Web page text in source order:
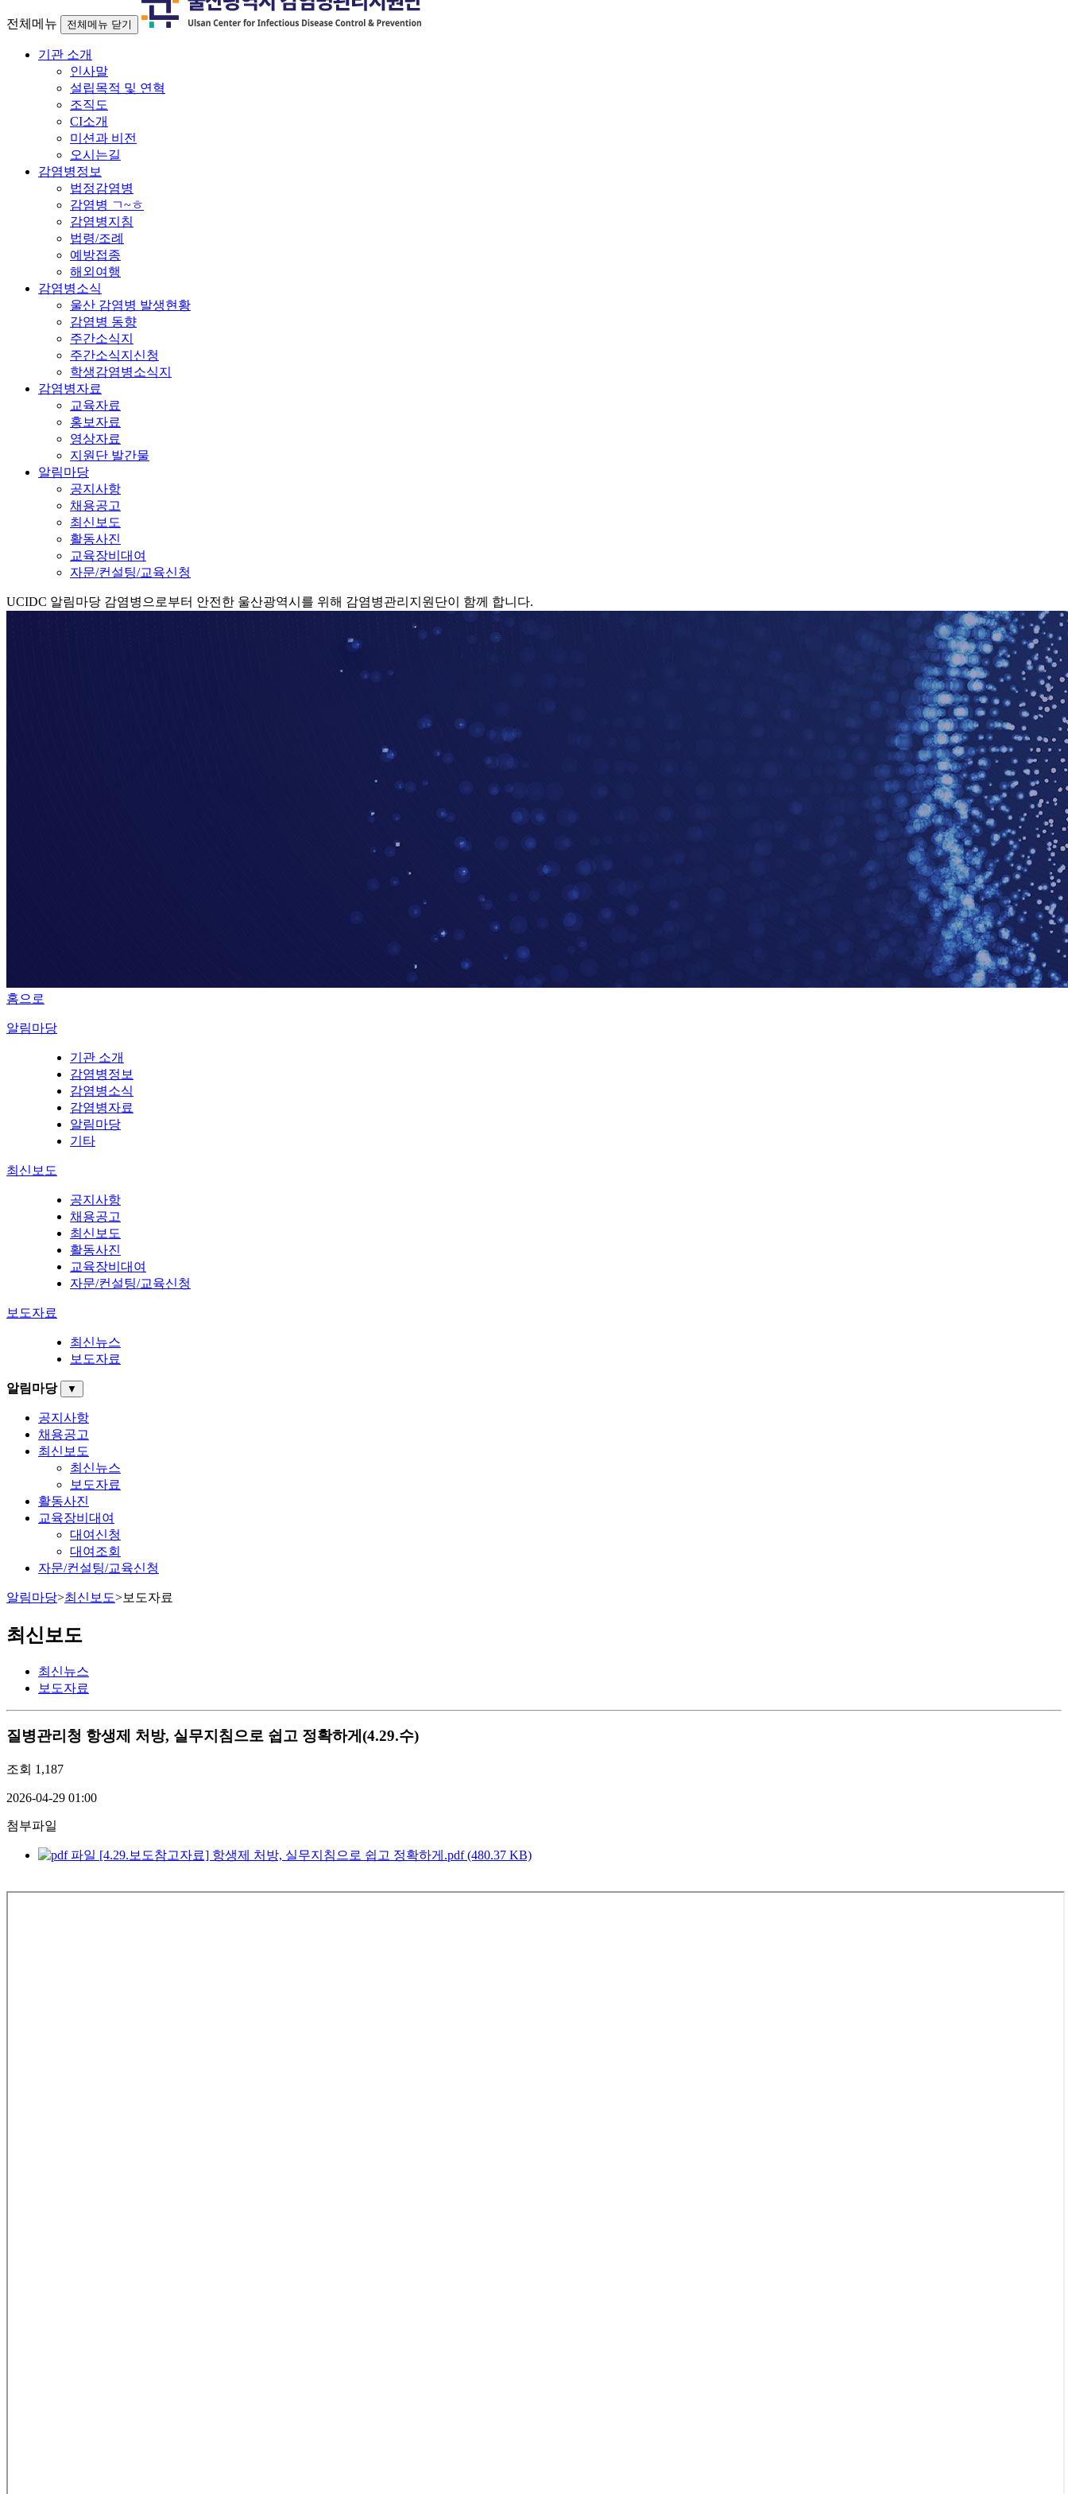
전체메뉴 전체메뉴 닫기
기관 소개
인사말
설립목적 및 연혁
조직도
CI소개
미션과 비전
오시는길
감염병정보
법정감염병
감염병 ㄱ~ㅎ
감염병지침
법령/조례
예방접종
해외여행
감염병소식
울산 감염병 발생현황
감염병 동향
주간소식지
주간소식지신청
학생감염병소식지
감염병자료
교육자료
홍보자료
영상자료
지원단 발간물
알림마당
공지사항
채용공고
최신보도
활동사진
교육장비대여
자문/컨설팅/교육신청
UCIDC 알림마당 감염병으로부터 안전한 울산광역시를 위해 감염병관리지원단이 함께 합니다.
홈으로
알림마당
기관 소개
감염병정보
감염병소식
감염병자료
알림마당
기타
최신보도
공지사항
채용공고
최신보도
활동사진
교육장비대여
자문/컨설팅/교육신청
보도자료
최신뉴스
보도자료
알림마당 ▼
공지사항
채용공고
최신보도
최신뉴스
보도자료
활동사진
교육장비대여
대여신청
대여조회
자문/컨설팅/교육신청
알림마당>최신보도>보도자료
최신보도
최신뉴스
보도자료
질병관리청 항생제 처방, 실무지침으로 쉽고 정확하게(4.29.수)
조회 1,187
2026-04-29 01:00
첨부파일
[4.29.보도참고자료] 항생제 처방, 실무지침으로 쉽고 정확하게.pdf (480.37 KB)